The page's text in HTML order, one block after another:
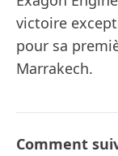
victoire
pour sa
Marrakech.
Comment